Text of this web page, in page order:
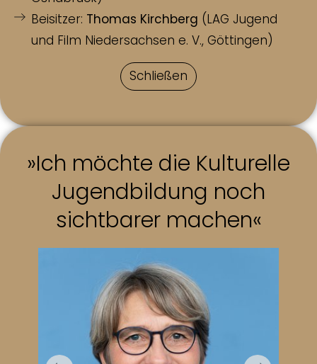
Beisitzer: Thomas Kirchberg (LAG Jugend
und Film Niedersachsen e. V., Göttingen)
Schließen
»Ich möchte die Kulturelle
Jugendbildung noch
sichtbarer machen«